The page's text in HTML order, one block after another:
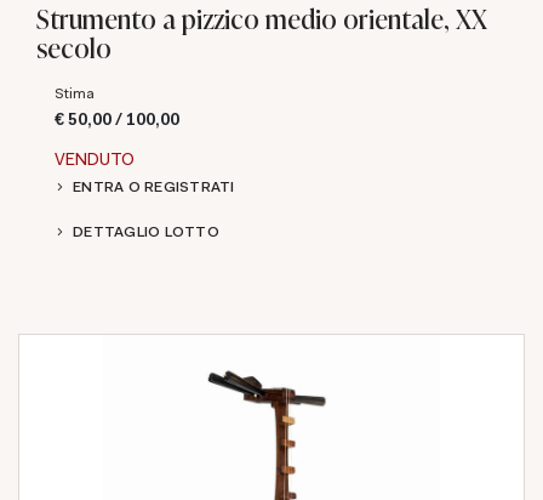
Strumento a pizzico medio orientale, XX
secolo
Stima
€ 50,00 / 100,00
VENDUTO
ENTRA O REGISTRATI
DETTAGLIO LOTTO